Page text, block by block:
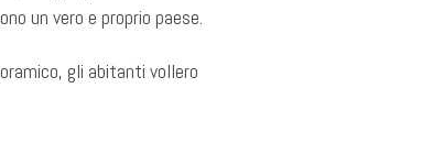
un vero e proprio paese.
gli abitanti vollero